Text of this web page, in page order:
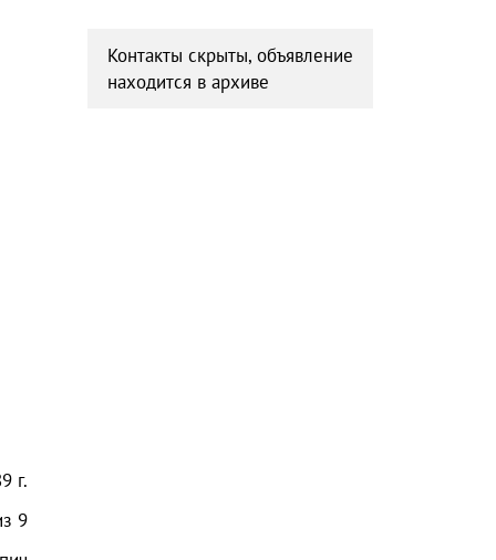
г.
9
Контакты скрыты, объявление
находится в архиве